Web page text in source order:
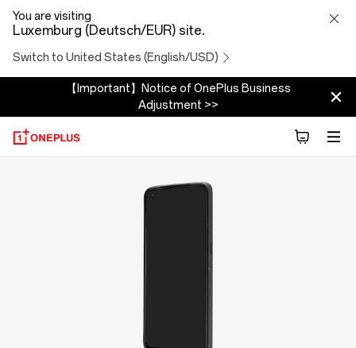
OnePlus
Nord
5G
You are visiting
Luxemburg (Deutsch/EUR) site.
Switch to United States (English/USD)
【Important】Notice of OnePlus Business
Adjustment >>